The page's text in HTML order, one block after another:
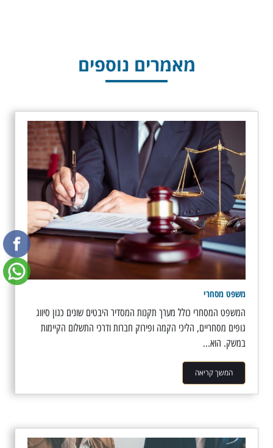
מאמרים נוספים
משפט מסחרי
המשפט המסחרי כולל מערך תקנות המסדיר היבטים שונים כגון סיווג
גופים מסחריים, הליכי הקמה ופירוק חברות ודרכי התשלום הקיימות
במשק. הוא...
המשך קריאה